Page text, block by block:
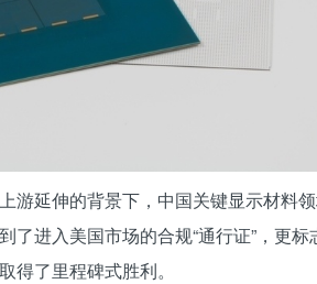
游延伸的背景下，中国关键显示材料
进入美国市场的合规“通行证”，更
得了里程碑式胜利。